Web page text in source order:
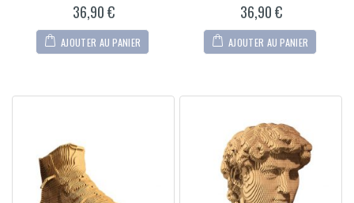
of
536,90€
AJOUTER AU PANIER
of
536,90€
AJOUTER AU PANIER